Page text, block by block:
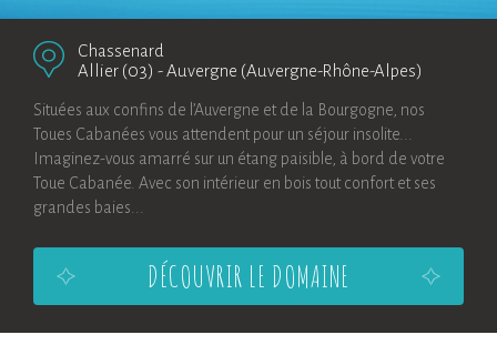
Chassenard
Allier (03) -Auvergne (Auvergne-Rhône-Alpes)
Situées aux confins de l’Auvergne et de la Bourgogne, nos
Toues Cabanées vous attendent pour un séjour insolite...
Imaginez-vous amarré sur un étang paisible, à bord de votre
Toue Cabanée. Avec son intérieur en bois tout confort et ses
grandes baies...
DÉCOUVRIR LE DOMAINE